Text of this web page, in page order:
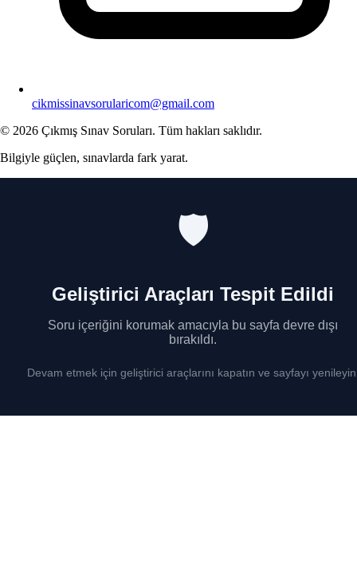
cikmissinavsorularicom@gmail.com
© 2026 Çıkmış Sınav Soruları. Tüm hakları saklıdır.
Bilgiyle güçlen, sınavlarda fark yarat.
🛡️
Geliştirici Araçları Tespit Edildi
Soru içeriğini korumak amacıyla bu sayfa devre dışı
bırakıldı.
Devam etmek için geliştirici araçlarını kapatın ve sayfayı